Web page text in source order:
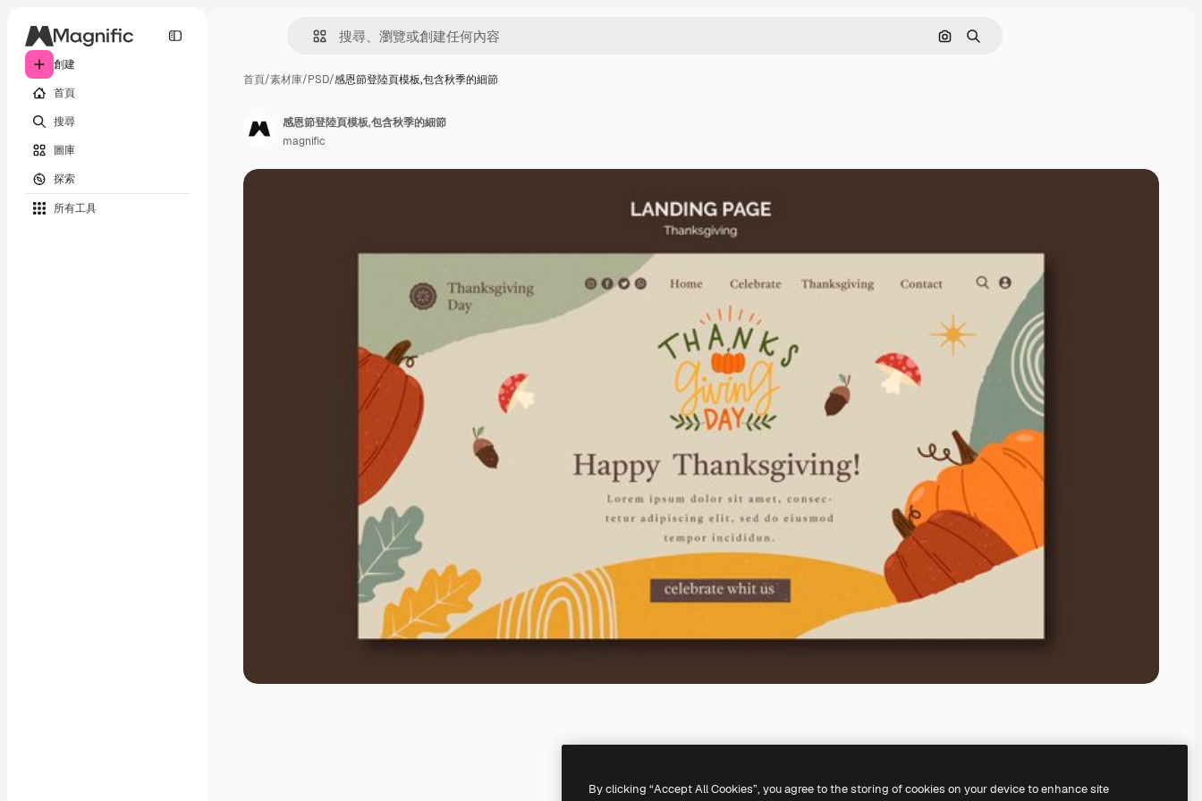
創建
首頁
搜尋
圖庫
探索
所有工具
通過圖像搜索
搜尋
首頁/素材庫/PSD/感恩節登陸頁模板,包含秋季的細節
感恩節登陸頁模板,包含秋季的細節
magnific
By clicking “Accept All Cookies”, you agree to the storing of cookies on your device to enhance site